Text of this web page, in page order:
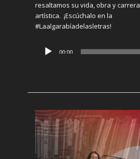
resaltamos su vida, obra y carrera
artística. ¡Escúchalo en la
#Laalgarabíadelasletras!
Reproductor
00:00